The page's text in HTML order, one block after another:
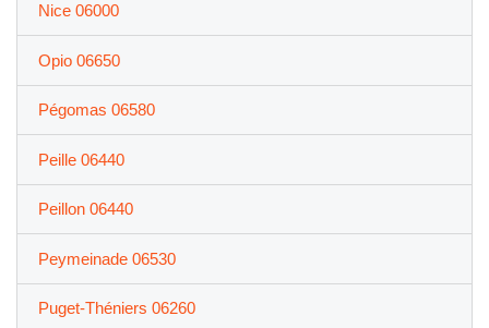
Nice 06000
Opio 06650
Pégomas 06580
Peille 06440
Peillon 06440
Peymeinade 06530
Puget-Théniers 06260